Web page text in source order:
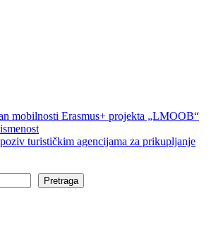
mobilnosti Erasmus+ projekta „LMOOB“
turističkim agencijama za prikupljanje
Pretraga